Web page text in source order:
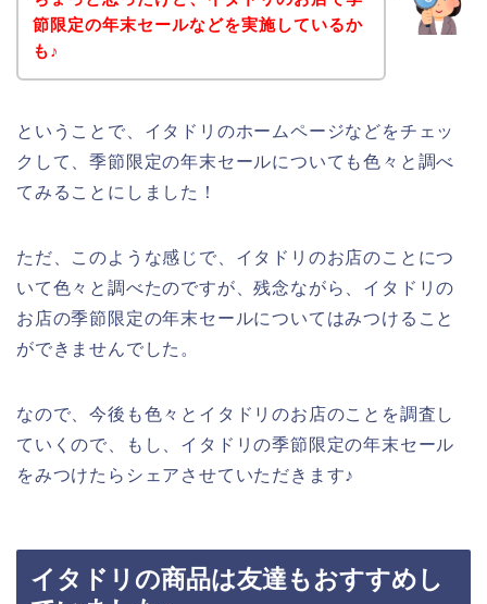
節限定の年末セールなどを実施しているか
も♪
ということで、イタドリのホームページなどをチェッ
クして、季節限定の年末セールについても色々と調べ
てみることにしました！
ただ、このような感じで、イタドリのお店のことにつ
いて色々と調べたのですが、残念ながら、イタドリの
お店の季節限定の年末セールについてはみつけること
ができませんでした。
なので、今後も色々とイタドリのお店のことを調査し
ていくので、もし、イタドリの季節限定の年末セール
をみつけたらシェアさせていただきます♪
イタドリの商品は友達もおすすめし